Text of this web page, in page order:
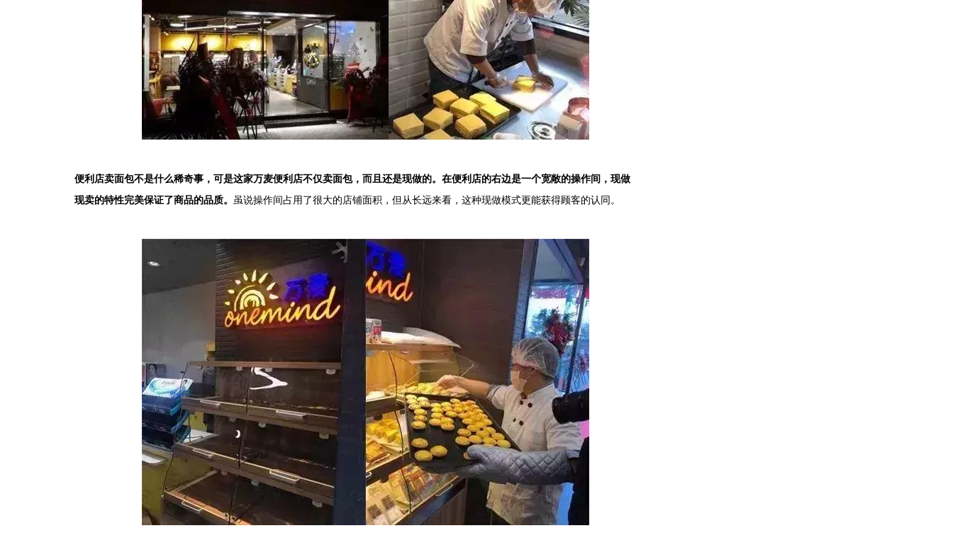
便利店卖面包不是什么稀奇事，可是这家万麦便利店不仅卖面包，而且还是现做的。在便利店的右边是一个宽敞的操作间，现做
现卖的特性完美保证了商品的品质。 虽说操作间占用了很大的店铺面积，但从长远来看，这种现做模式更能获得顾客的认同。